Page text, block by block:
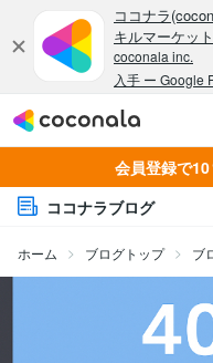
会員登録で
ココナラブログ
ホーム ブログトップ ブ